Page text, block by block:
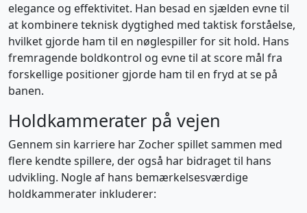
elegance og effektivitet. Han besad en sjælden evne til
at kombinere teknisk dygtighed med taktisk forståelse,
hvilket gjorde ham til en nøglespiller for sit hold. Hans
fremragende boldkontrol og evne til at score mål fra
forskellige positioner gjorde ham til en fryd at se på
banen.
Holdkammerater på vejen
Gennem sin karriere har Zocher spillet sammen med
flere kendte spillere, der også har bidraget til hans
udvikling. Nogle af hans bemærkelsesværdige
holdkammerater inkluderer: